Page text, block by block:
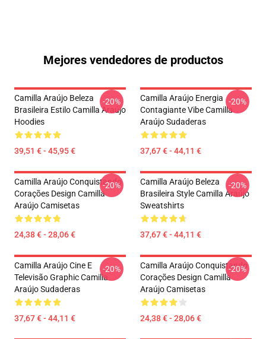
Mejores vendedores de productos
Camilla Araújo Beleza
Brasileira Estilo Camilla Araújo
Hoodies
39,51 € - 45,95 €
-20%
Camilla Araújo Energia
Contagiante Vibe Camilla
Araújo Sudaderas
37,67 € - 44,11 €
-20%
Camilla Araújo Conquistando
Corações Design Camilla
Araújo Camisetas
24,38 € - 28,06 €
-20%
Camilla Araújo Beleza
Brasileira Style Camilla Araújo
Sweatshirts
37,67 € - 44,11 €
-20%
Camilla Araújo Cine E
Televisão Graphic Camilla
Araújo Sudaderas
37,67 € - 44,11 €
-20%
Camilla Araújo Conquistando
Corações Design Camilla
Araújo Camisetas
24,38 € - 28,06 €
-20%